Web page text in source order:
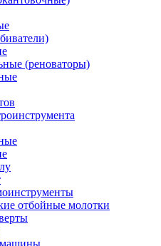
(реноваторы)
отбойные молотки